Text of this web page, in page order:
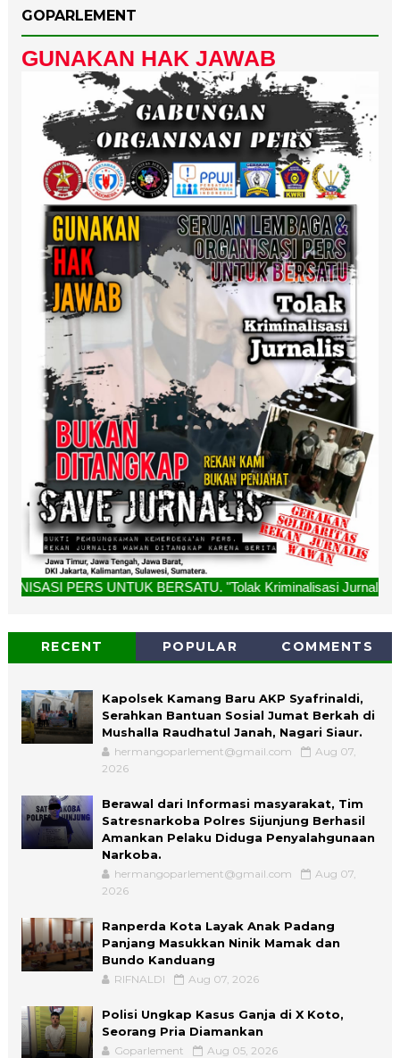
GOPARLEMENT
GUNAKAN HAK JAWAB
UNTUK BERSATU. "Tolak Kriminalisasi Jurnalis, Rekan Kami
RECENT POPULAR COMMENTS
Kapolsek Kamang Baru AKP Syafrinaldi,
Serahkan Bantuan Sosial Jumat Berkah di
Mushalla Raudhatul Janah, Nagari Siaur.
hermangoparlement@gmail.com
Aug 07,
2026
Berawal dari Informasi masyarakat, Tim
Satresnarkoba Polres Sijunjung Berhasil
Amankan Pelaku Diduga Penyalahgunaan
Narkoba.
hermangoparlement@gmail.com
Aug 07,
2026
Ranperda Kota Layak Anak Padang
Panjang Masukkan Ninik Mamak dan
Bundo Kanduang
RIFNALDI Aug 07, 2026
Polisi Ungkap Kasus Ganja di X Koto,
Seorang Pria Diamankan
Goparlement Aug 05, 2026